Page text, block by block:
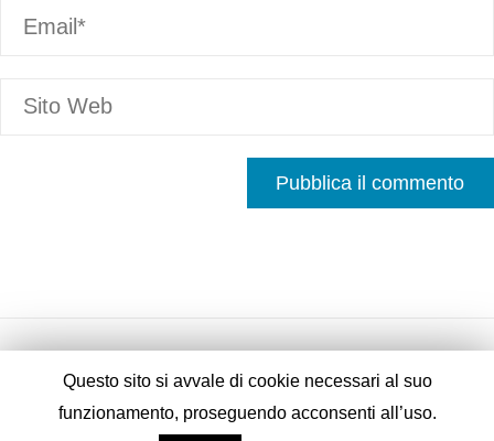
Questo sito si avvale di cookie necessari al suo
funzionamento, proseguendo acconsenti all’uso.